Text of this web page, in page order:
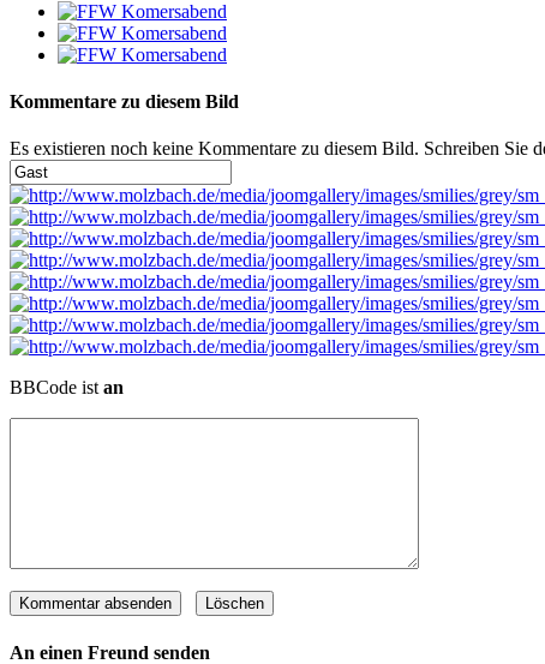
Kommentare zu diesem Bild
Es existieren noch keine Kommentare zu diesem Bild. Schreiben Sie
BBCode istan
An einen Freund senden